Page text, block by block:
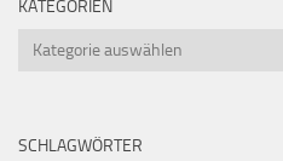
KATEGORIEN
Kategorien
SCHLAGWÖRTER